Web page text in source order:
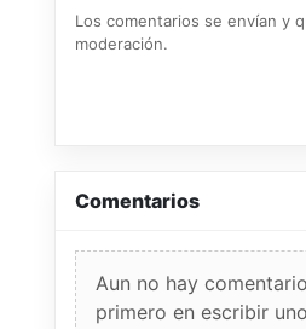
Los comentarios se envían y
moderación.
Comentarios
Aun no hay
primero en escribir